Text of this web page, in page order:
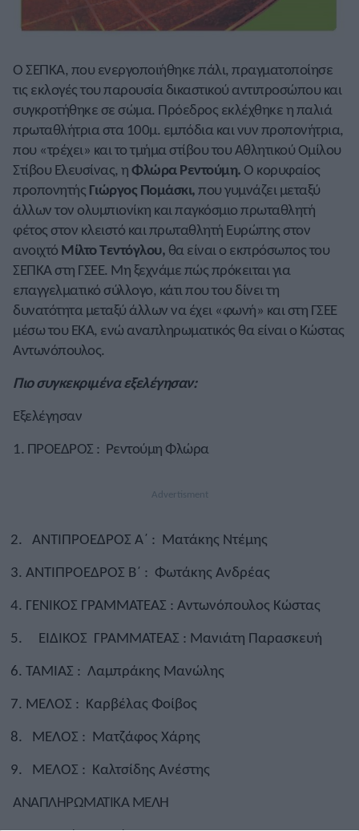
Ο ΣΕΠΚΑ, που ενεργοποιήθηκε πάλι, πραγματοποίησε
τις εκλογές του παρουσία δικαστικού αντιπροσώπου και
συγκροτήθηκε σε σώμα. Πρόεδρος εκλέχθηκε η παλιά
πρωταθλήτρια στα 100μ. εμπόδια και νυν προπονήτρια,
που «τρέχει» και το τμήμα στίβου του Αθλητικού Ομίλου
Στίβου Ελευσίνας, ηΦλώρα Ρεντούμη. Ο κορυφαίος
προπονητής Γιώργος Πομάσκι,που γυμνάζει μεταξύ
άλλων τον ολυμπιονίκη και παγκόσμιο πρωταθλητή
φέτος στον κλειστό και πρωταθλητή Ευρώπης στον
ανοιχτό Μίλτο Τεντόγλου, θα είναι ο εκπρόσωπος του
ΣΕΠΚΑ στη ΓΣΕΕ. Μη ξεχνάμε πώς πρόκειται για
επαγγελματικό σύλλογο, κάτι που του δίνει τη
δυνατότητα μεταξύ άλλων να έχει «φωνή» και στη ΓΣΕΕ
μέσω του ΕΚΑ, ενώ αναπληρωματικός θα είναι ο Κώστας
Αντωνόπουλος.
Πιο συγκεκριμένα εξελέγησαν:
Εξελέγησαν
1. ΠΡΟΕΔΡΟΣ : Ρεντούμη Φλώρα
ΑΝΤΙΠΡΟΕΔΡΟΣ Α΄ : Ματάκης Ντέμης
ΑΝΤΙΠΡΟΕΔΡΟΣ Β΄ : Φωτάκης Ανδρέας
ΓΕΝΙΚΟΣ ΓΡΑΜΜΑΤΕΑΣ : Αντωνόπουλος Κώστας
ΕΙΔΙΚΟΣ ΓΡΑΜΜΑΤΕΑΣ : Μανιάτη Παρασκευή
ΤΑΜΙΑΣ : Λαμπράκης Μανώλης
ΜΕΛΟΣ : Καρβέλας Φοίβος
ΜΕΛΟΣ : Ματζάφος Χάρης
ΜΕΛΟΣ : Καλτσίδης Ανέστης
ΑΝΑΠΛΗΡΩΜΑΤΙΚΑ ΜΕΛΗ